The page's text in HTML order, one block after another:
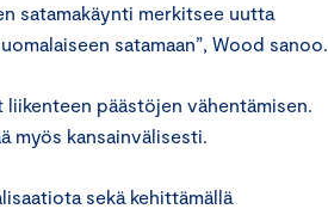
satamakäynti merkitsee uutta
satamaan”, Wood sanoo.
päästöjen vähentämisen.
myös kansainvälisesti.
sekä kehittämällä